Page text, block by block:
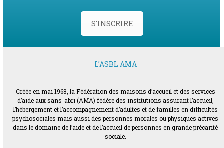
S'INSCRIRE
L’ASBL AMA
Créée en mai 1968, la Fédération des maisons d’accueil et des services
d’aide aux sans-abri (AMA) fédère des institutions assurant l’accueil,
l’hébergement et l’accompagnement d’adultes et de familles en difficultés
psychosociales mais aussi des personnes morales ou physiques actives
dans le domaine de l’aide et de l’accueil de personnes en grande précarité
sociale.